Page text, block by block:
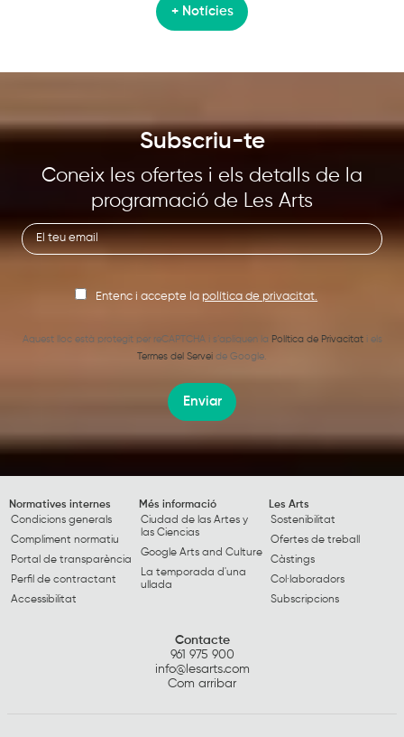
+ Notícies
Subscriu-te
Coneix les ofertes i els detalls de la
programació de Les Arts
Entenc i accepte la política de privacitat.
Aquest lloc està protegit per reCAPTCHA i s’apliquen la Política de Privacitati els
Termes del Servei de Google.
Enviar
Normatives internes
Condicions generals
Compliment normatiu
Portal de transparència
Perfil de contractant
Accessibilitat
Més informació
Ciudad de las Artes y
las Ciencias
Google Arts and Culture
La temporada d'una
ullada
Les Arts
Sostenibilitat
Ofertes de treball
Càstings
Col·laboradors
Subscripcions
Contacte
961 975 900
info@lesarts.com
Com arribar